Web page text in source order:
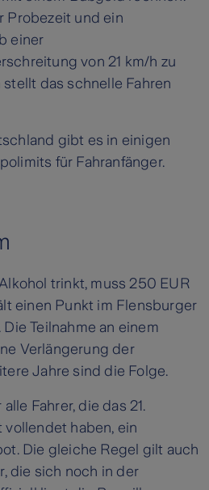
Probezeit und ein
einer
von 21 km/h zu
das schnelle Fahren
gibt es in einigen
für Fahranfänger.
trinkt, muss 250 EUR
einen Punkt im Flensburger
Teilnahme an einem
Verlängerung der
Jahre sind die Folge.
Fahrer, die das 21.
vollendet haben, ein
Die gleiche Regel gilt auch
die sich noch in der